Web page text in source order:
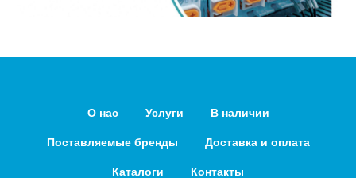
О нас Услуги В наличии
Поставляемые бренды Доставка и оплата
Каталоги Контакты